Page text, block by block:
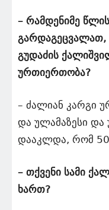
– რამდენიმე
გარდაგეცვალათ,
გუდაძის
ურთიერთობა?
– ძალიან კარგი
და ულამაზესი და
დააკლდა, რომ
– თქვენი სამი
ხართ?